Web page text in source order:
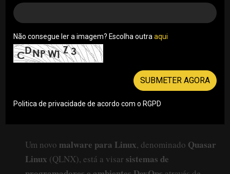
Um novo malware para Linux, denominado Quasar
Linux (QLNX), está a visar sistemas de
Não consegue ler a imagem? Escolha outra aqui
SUBMETER AGORA
Politica de privacidade de acordo com o RGPD